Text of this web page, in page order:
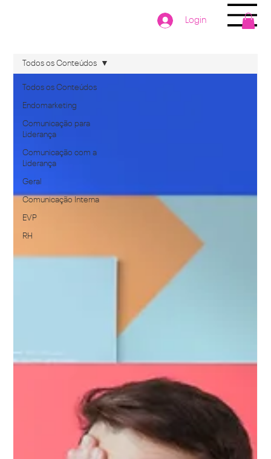
Login
Todos os Conteúdos
Endomarketing
Comunicação para
Liderança
Comunicação com a
Liderança
Geral
Comunicação Interna
EVP
RH
Todos os Conteúdos